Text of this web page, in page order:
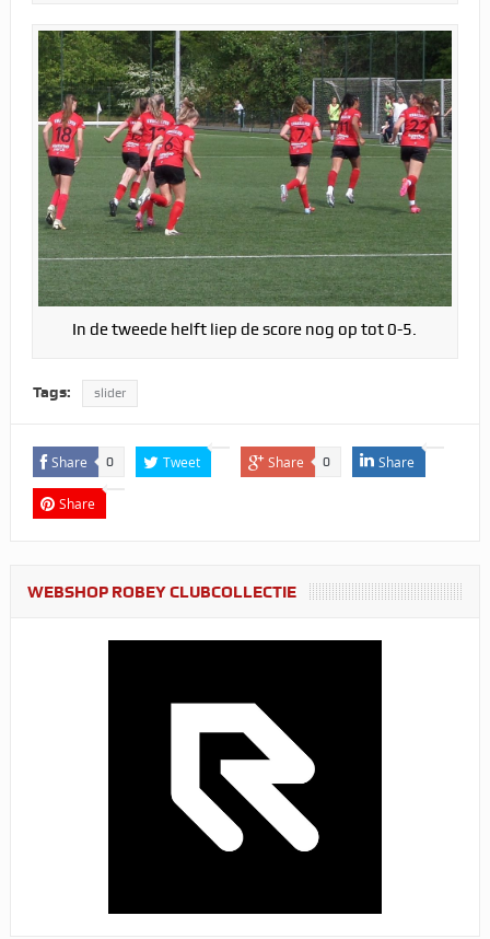
In de tweede helft liep de score nog op tot 0-5.
Tags: slider
Share 0 Tweet Share 0 Share
Share
WEBSHOP ROBEY CLUBCOLLECTIE